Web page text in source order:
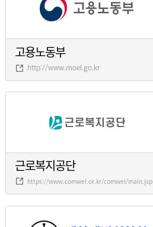
고용노동부
http://www.moel.go.kr
근로복지공단
https://www.comwel.or.kr/comwel/main.jsp